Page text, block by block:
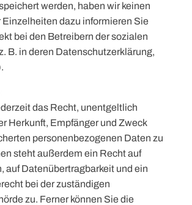
werden, haben wir keinen
Einzelheiten dazu informieren Sie
bei den Betreibern der sozialen
B. in deren Datenschutzerklärung,
das Recht, unentgeltlich
Herkunft, Empfänger und Zweck
personenbezogenen Daten zu
steht außerdem ein Recht auf
auf Datenübertragbarkeit und ein
bei der zuständigen
zu. Ferner können Sie die